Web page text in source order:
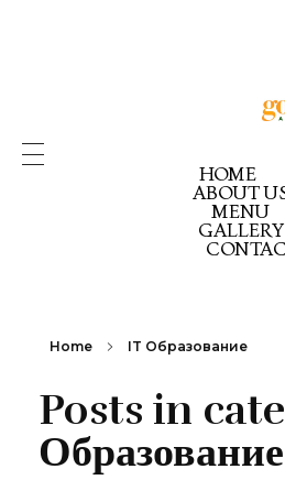
HOME
ABOUT
MENU
GOLDEN KIWI
GK PICK YOUR
GK
GALLERY
Home IT Образование
Posts in
Образование